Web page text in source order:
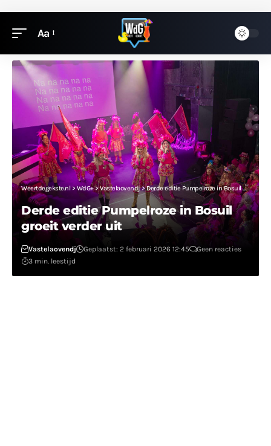
Aa
Weertdegekste.nl>WdG+>Vastelaovendj>Derde editie Pumpelroze in Bosuil groeit verder uit
Derde editie Pumpelroze in Bosuil
groeit verder uit
Vastelaovendj Geplaatst: 2 februari 2026 12:45
Geen reacties
3 min. leestijd